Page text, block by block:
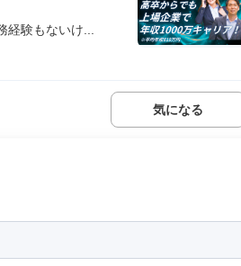
験もないけ...
気になる